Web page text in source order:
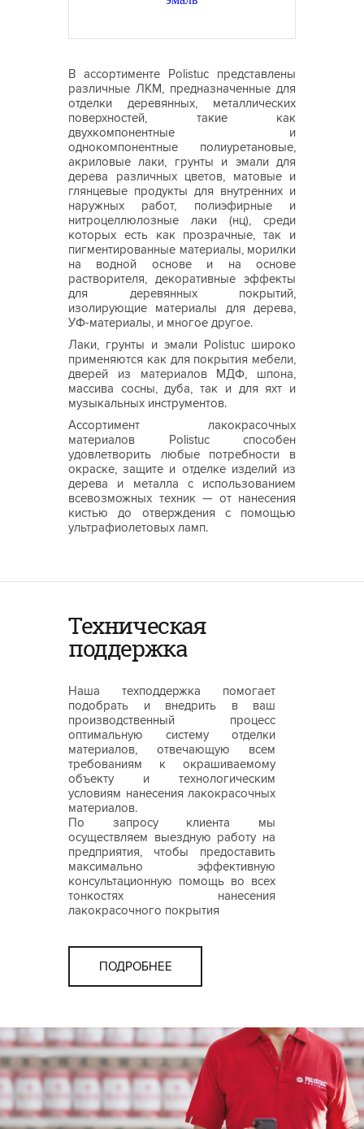
В ассортименте Polistuc представлены
различные ЛКМ, предназначенные для
отделки деревянных, металлических
поверхностей, такие как
двухкомпонентные и
однокомпонентные полиуретановые,
акриловые лаки, грунты и эмали для
дерева различных цветов, матовые и
глянцевые продукты для внутренних и
наружных работ, полиэфирные и
нитроцеллюлозные лаки (нц), среди
которых есть как прозрачные, так и
пигментированные материалы, морилки
на водной основе и на основе
растворителя, декоративные эффекты
для деревянных покрытий,
изолирующие материалы для дерева,
УФ-материалы, и многое другое.
Лаки, грунты и эмали Polistuc широко
применяются как для покрытия мебели,
дверей из материалов МДФ, шпона,
массива сосны, дуба, так и для яхт и
музыкальных инструментов.
Ассортимент лакокрасочных
материалов Polistuc способен
удовлетворить любые потребности в
окраске, защите и отделке изделий из
дерева и металла с использованием
всевозможных техник — от нанесения
кистью до отверждения с помощью
ультрафиолетовых ламп.
Техническая
поддержка
Наша техподдержка помогает
подобрать и внедрить в ваш
производственный процесс
оптимальную систему отделки
материалов, отвечающую всем
требованиям к окрашиваемому
объекту и технологическим
условиям нанесения лакокрасочных
материалов.
По запросу клиента мы
осуществляем выездную работу на
предприятия, чтобы предоставить
максимально эффективную
консультационную помощь во всех
тонкостях нанесения
лакокрасочного покрытия
ПОДРОБНЕЕ